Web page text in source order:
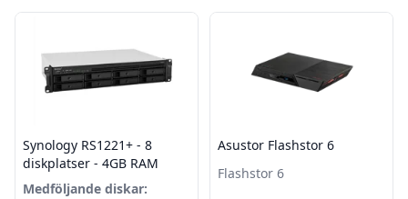
Synology RS1221+ - 8
diskplatser - 4GB RAM
Medföljande diskar:
Asustor Flashstor 6
Flashstor 6